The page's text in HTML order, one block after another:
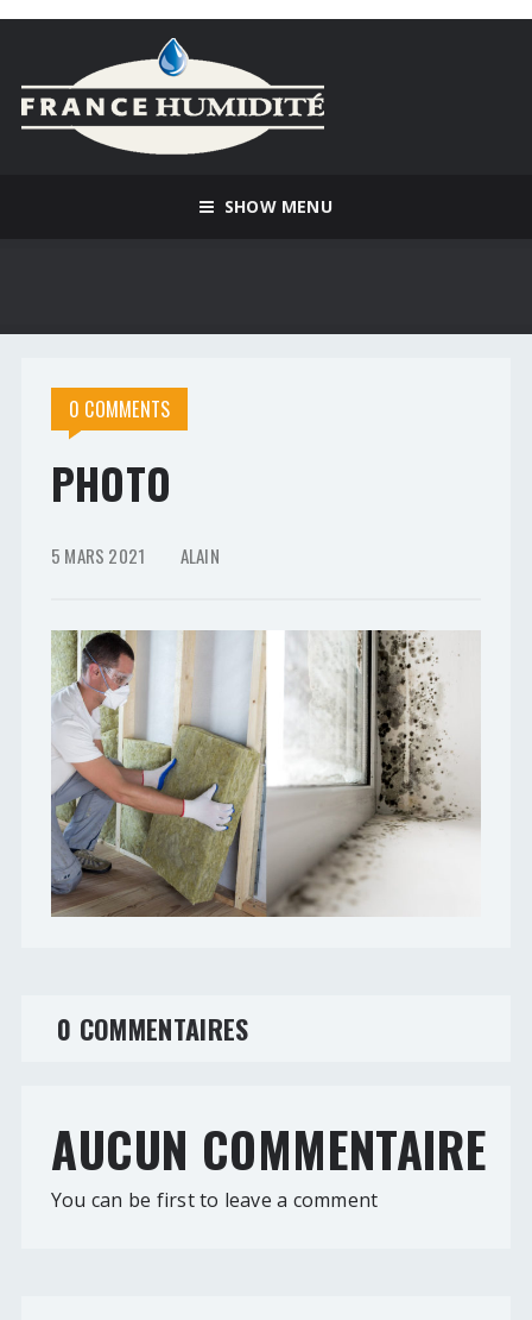
SHOW MENU
0 COMMENTS
PHOTO
5 MARS 2021 ALAIN
0 COMMENTAIRES
AUCUN COMMENTAIRE
You can be first to leave a comment